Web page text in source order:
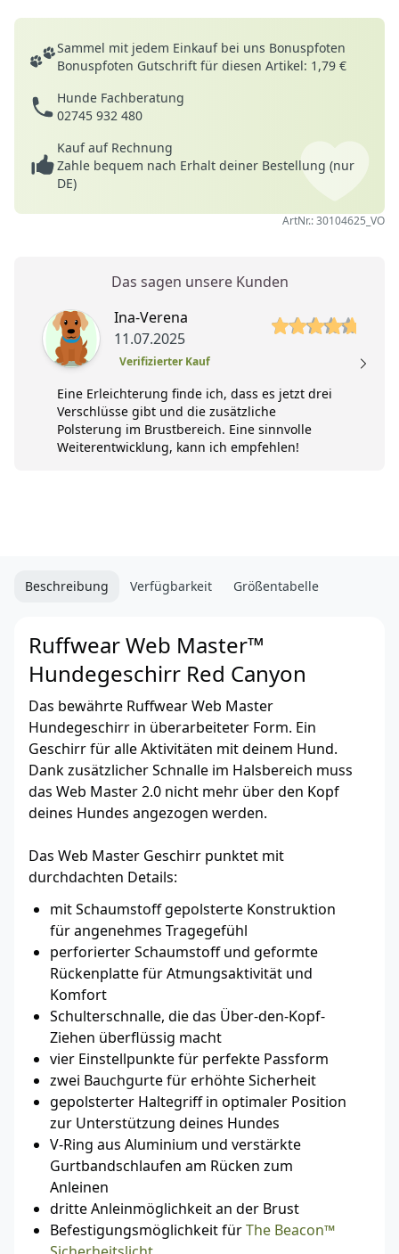
Deine Vorteile
Sammel mit jedem Einkauf bei uns Bonuspfoten
Bonuspfoten Gutschrift für diesen Artikel: 1,79 €
Hunde Fachberatung
02745 932 480
Kauf auf Rechnung
Zahle bequem nach Erhalt deiner Bestellung (nur
DE)
ArtNr.: 30104625_VO
Das sagen unsere Kunden
Ina-Verena
11.07.2025
Verifizierter Kauf
5 von 5 Sterne
Eine Erleichterung finde ich, dass es jetzt drei
Verschlüsse gibt und die zusätzliche
Polsterung im Brustbereich. Eine sinnvolle
Weiterentwicklung, kann ich empfehlen!
Beschreibung Verfügbarkeit Größentabelle
Ruffwear Web Master™
Hundegeschirr Red Canyon
Das bewährte Ruffwear Web Master
Hundegeschirr in überarbeiteter Form. Ein
Geschirr für alle Aktivitäten mit deinem Hund.
Dank zusätzlicher Schnalle im Halsbereich muss
das Web Master 2.0 nicht mehr über den Kopf
deines Hundes angezogen werden.
Das Web Master Geschirr punktet mit
durchdachten Details:
mit Schaumstoff gepolsterte Konstruktion
für angenehmes Tragegefühl
perforierter Schaumstoff und geformte
Rückenplatte für Atmungsaktivität und
Komfort
Schulterschnalle, die das Über-den-Kopf-
Ziehen überflüssig macht
vier Einstellpunkte für perfekte Passform
zwei Bauchgurte für erhöhte Sicherheit
gepolsterter Haltegriff in optimaler Position
zur Unterstützung deines Hundes
V-Ring aus Aluminium und verstärkte
Gurtbandschlaufen am Rücken zum
Anleinen
dritte Anleinmöglichkeit an der Brust
Befestigungsmöglichkeit fürThe Beacon™